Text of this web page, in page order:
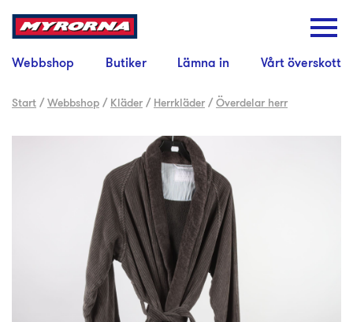
Webbshop Butiker Lämna in Vårt överskott
Start /Webbshop / Kläder / Herrkläder /Överdelar herr